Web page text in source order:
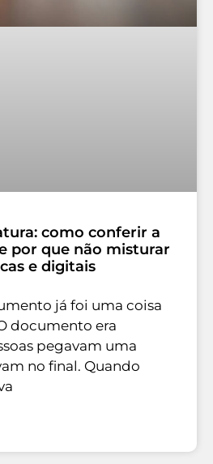
como conferir a
por que não misturar
e digitais
já foi uma coisa
documento era
pegavam uma
no final. Quando